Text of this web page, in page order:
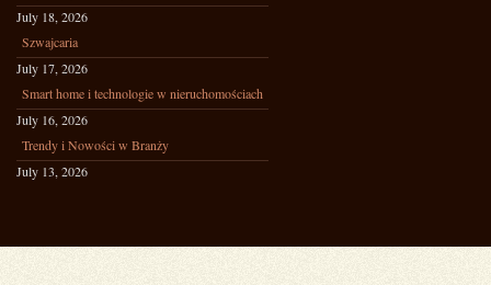
July 18, 2026
Szwajcaria
July 17, 2026
Smart home i technologie w nieruchomościach
July 16, 2026
Trendy i Nowości w Branży
July 13, 2026